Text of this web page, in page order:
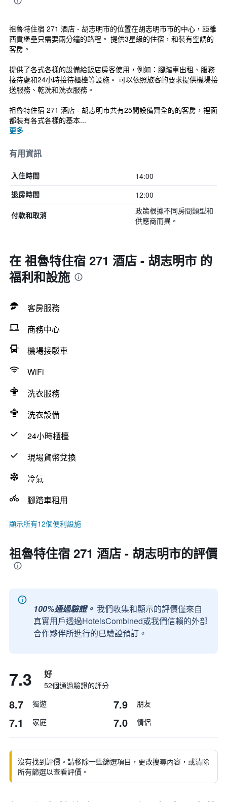
祖魯特住宿 271 酒店 - 胡志明市的位置在胡志明市市的中心，距離
西貢堡壘只需要兩分鐘的路程。 提供3星級的住宿，和裝有空調的
客房。
提供了各式各樣的設備給飯店房客使用，例如：腳踏車出租、服務
接待處和24小時接待櫃檯等設施。 可以依照旅客的要求提供機場接
送服務、乾洗和洗衣服務。
祖魯特住宿 271 酒店 - 胡志明市共有25間設備齊全的的客房，裡面
都裝有各式各樣的基本...
更多
有用資訊
入住時間 14:00
退房時間 12:00
付款和取消
政策根據不同房間類型和
供應商而異。
在 祖魯特住宿 271 酒店 - 胡志明市 的
福利和設施
客房服務
商務中心
機場接駁車
WiFi
洗衣服務
洗衣設備
24小時櫃檯
現場貨幣兌換
冷氣
腳踏車租用
顯示所有12個便利設施
祖魯特住宿 271 酒店 - 胡志明市的評價
100%通過驗證。 我們收集和顯示的評價僅來自
真實用戶透過HotelsCombined或我們信賴的外部
合作夥伴所進行的已驗證預訂。
7.3 好
52個通過驗證的評分
8.7 獨遊 7.9 朋友
7.1 家庭 7.0 情侶
沒有找到評價。請移除一些篩選項目，更改搜尋內容，或清除
所有篩選以查看評價。